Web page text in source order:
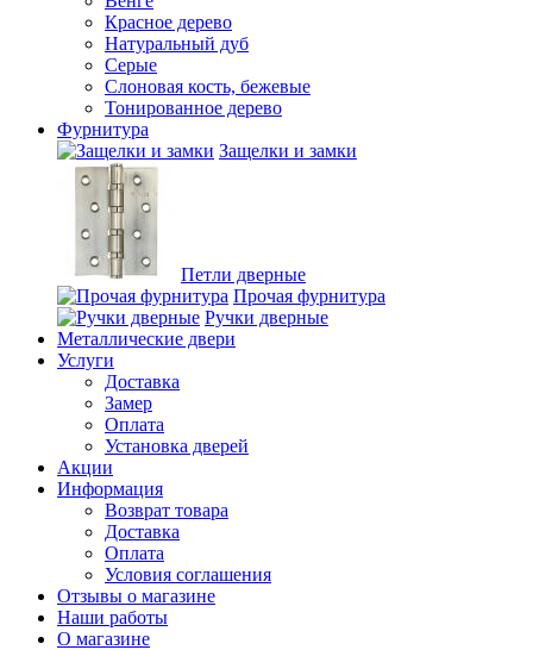
Красное дерево
Натуральный дуб
Серые
Слоновая кость, бежевые
Тонированное дерево
Фурнитура
Защелки и замки
Петли дверные
Прочая фурнитура
Ручки дверные
Металлические двери
Услуги
Доставка
Замер
Оплата
Установка дверей
Акции
Информация
Возврат товара
Доставка
Оплата
Условия соглашения
Отзывы о магазине
Наши работы
О магазине